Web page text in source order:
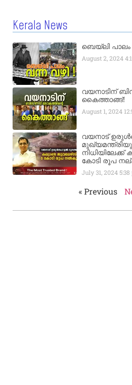
Kerala News
ബെയ്‌ലി പാലം
August 2, 2024
വയനാടിന്
കൈത്താങ്ങ്!
August 1, 2024
വയനാട്
കോടി രൂപ
July 31, 20245:38
« Previous